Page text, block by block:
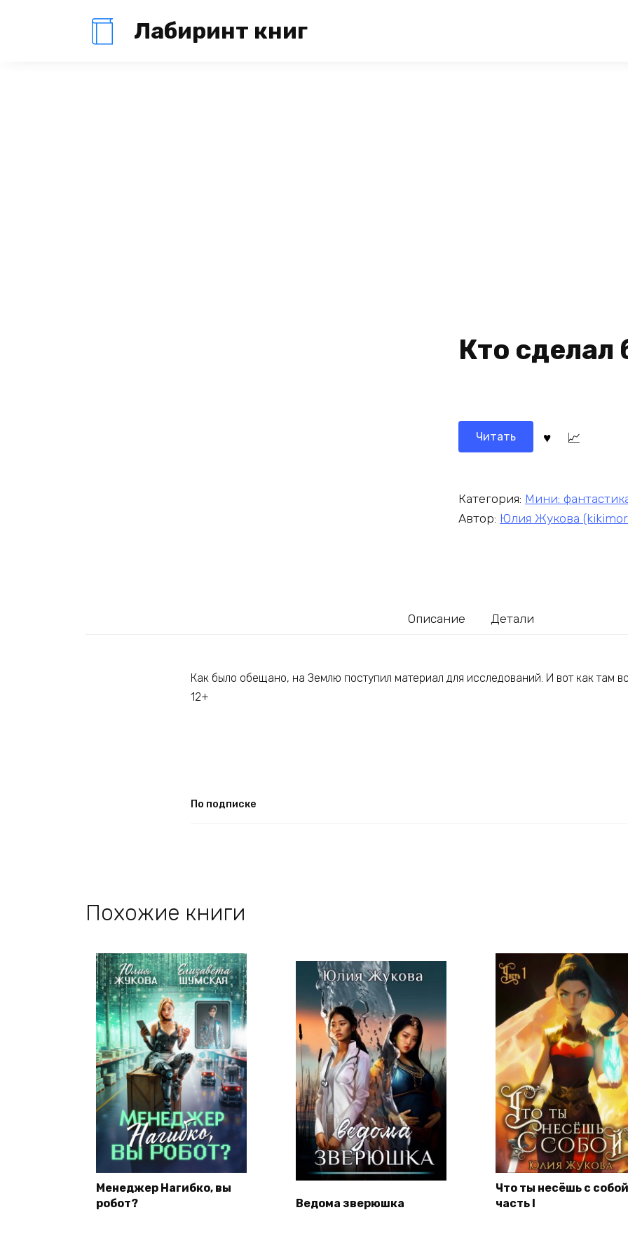
Лабиринт книг
Кто сделал
Читать
Категория: Мини:
Автор: Юлия Жукова
Описание Детали
Как было обещано, на Землю поступил материал для исследований. И вот как там
12+
По подписке
Похожие книги
Менеджер Нагибко, вы
робот?
Ведома зверюшка
Что ты несёшь с
часть I